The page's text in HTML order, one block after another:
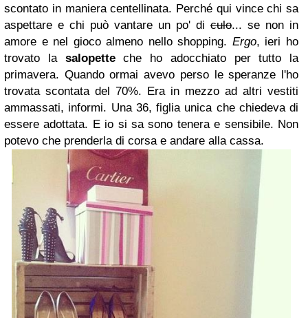
scontato in maniera centellinata. Perché qui vince chi sa
aspettare e chi può vantare un po' di culo... se non in
amore e nel gioco almeno nello shopping. Ergo, ieri ho
trovato la salopetteche ho adocchiato per tutto la
primavera. Quando ormai avevo perso le speranze l'ho
trovata scontata del 70%. Era in mezzo ad altri vestiti
ammassati, informi. Una 36, figlia unica che chiedeva di
essere adottata. E io si sa sono tenera e sensibile. Non
potevo che prenderla di corsa e andare alla cassa.